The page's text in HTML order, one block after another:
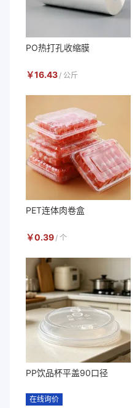
PO热打孔收缩膜
￥16.43 / 公斤
PET连体肉卷盒
￥0.39 / 个
PP饮品杯平盖90口径
在线询价